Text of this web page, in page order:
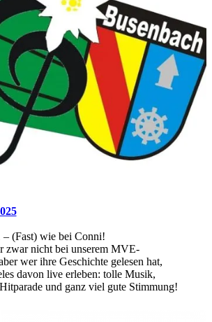
– (Fast) wie bei Conni!
zwar nicht bei unserem MVE-
wer ihre Geschichte gelesen hat,
davon live erleben: tolle Musik,
und ganz viel gute Stimmung!